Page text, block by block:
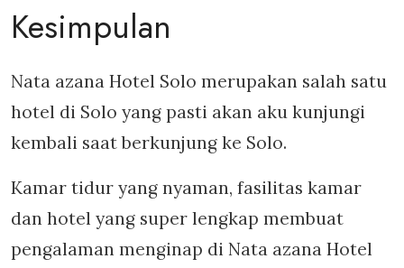
Kesimpulan
Nata azana Hotel Solo merupakan salah satu
hotel di Solo yang pasti akan aku kunjungi
kembali saat berkunjung ke Solo.
Kamar tidur yang nyaman, fasilitas kamar
dan hotel yang super lengkap membuat
pengalaman menginap di Nata azana Hotel